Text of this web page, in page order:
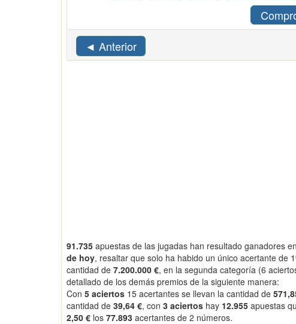
◄ Anterior
91.735 apuestas de las jugadas han resultado ganadores
de hoy, resaltar que solo ha habido un único acertante de
cantidad de 7.200.000 €, en la segunda categoría (6
detallado de los demás premios de la siguiente manera:
Con 5 aciertos 15 acertantes se llevan la cantidad de
cantidad de 39,64 €, con 3 aciertos hay 12.955 apuestas
2,50 € los 77.893 acertantes de 2 números.